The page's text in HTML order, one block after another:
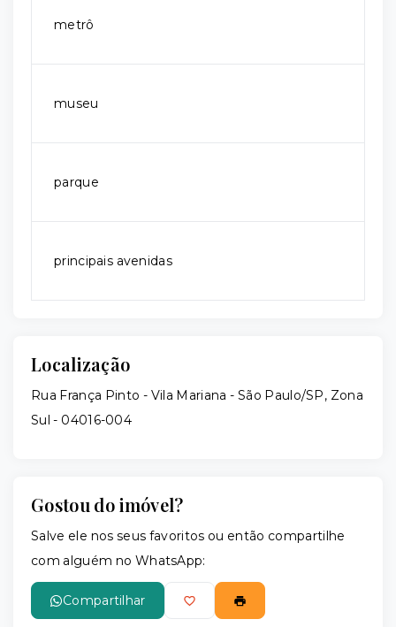
metrô
museu
parque
principais avenidas
Localização
Rua França Pinto - Vila Mariana - São Paulo/SP, Zona
Sul - 04016-004
Gostou do imóvel?
Salve ele nos seus favoritos ou então compartilhe
com alguém no WhatsApp:
Compartilhar